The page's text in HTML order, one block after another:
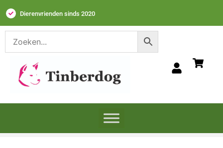
Dierenvrienden sinds 2020